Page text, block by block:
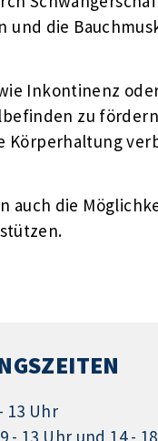
und die
Inkontinenz
zu
Körperhaltung
auch die
13 Uhr